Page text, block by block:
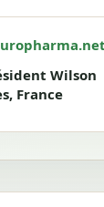
Wilson
France